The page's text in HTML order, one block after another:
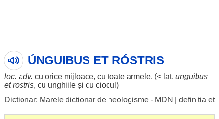
ÚNGUIBUS ET RÓSTRIS
loc. adv. cu orice mijloace, cu toate armele. (< lat. unguibus
etrostris, cu unghiile și cu ciocul)
Dictionar: Marele dictionar de neologisme - MDN
definitia et